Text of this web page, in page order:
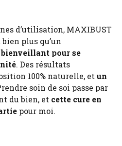
d’utilisation, MAXIBUST
plus qu’un
pour se
. Des résultats
100% naturelle, et un
soin de soi passe par
du bien, et cette cure en
pour moi.